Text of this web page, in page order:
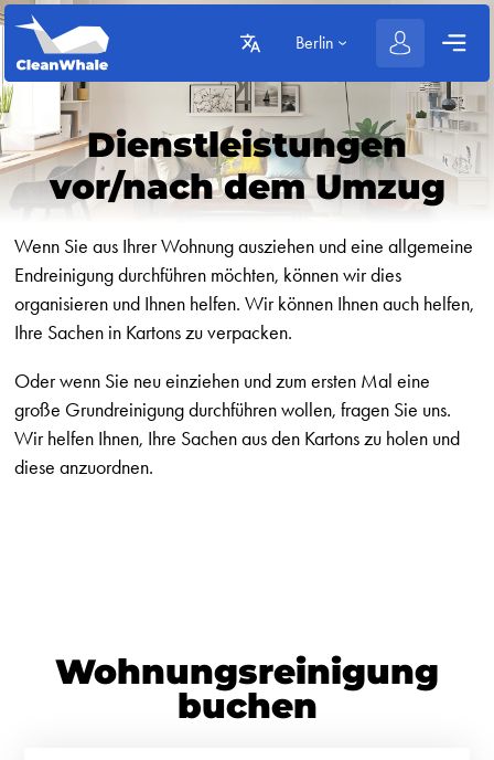
Berlin
Dienstleistungen
vor/nach dem Umzug
Wenn Sie aus Ihrer Wohnung ausziehen und eine allgemeine
Endreinigung durchführen möchten, können wir dies
organisieren und Ihnen helfen. Wir können Ihnen auch helfen,
Ihre Sachen in Kartons zu verpacken.
Oder wenn Sie neu einziehen und zum ersten Mal eine
große Grundreinigung durchführen wollen, fragen Sie uns.
Wir helfen Ihnen, Ihre Sachen aus den Kartons zu holen und
diese anzuordnen.
Wohnungsreinigung
buchen